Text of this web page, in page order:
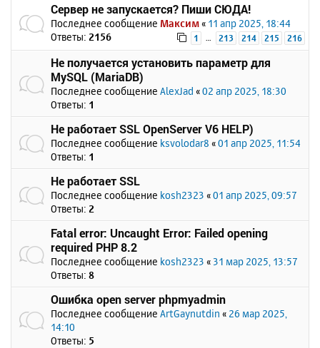
Сервер не запускается? Пиши СЮДА!
Последнее сообщение Максим « 11 апр 2025, 18:44
Ответы: 2156 1 … 213 214 215 216
Не получается установить параметр для
MySQL (MariaDB)
Последнее сообщение AlexJad «02 апр 2025, 18:30
Ответы: 1
Не работает SSL OpenServer V6 HELP)
Последнее сообщение ksvolodar8 «01 апр 2025, 11:54
Ответы: 1
Не работает SSL
Последнее сообщение kosh2323 «01 апр 2025, 09:57
Ответы: 2
Fatal error: Uncaught Error: Failed opening
required PHP 8.2
Последнее сообщение kosh2323 « 31 мар 2025, 13:57
Ответы: 8
Ошибка open server phpmyadmin
Последнее сообщение ArtGaynutdin « 26 мар 2025,
14:10
Ответы: 5